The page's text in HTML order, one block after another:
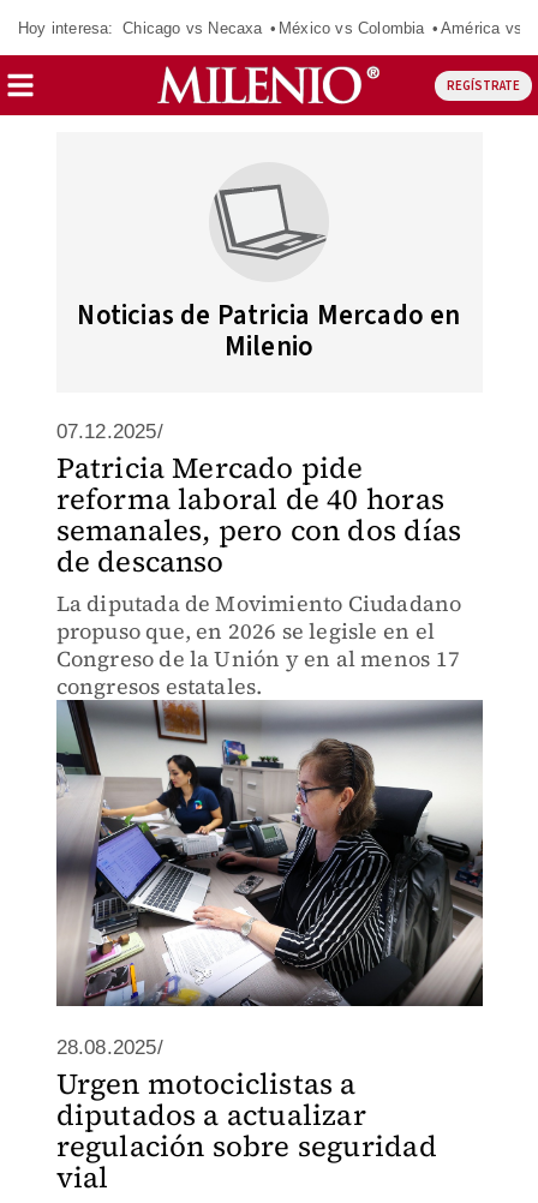
Hoy interesa: Chicago vs Necaxa México vs Colombia América vs
REGÍSTRATE
Noticias de Patricia Mercado en
Milenio
07.12.2025/
Patricia Mercado pide
reforma laboral de 40 horas
semanales, pero con dos días
de descanso
La diputada de Movimiento Ciudadano
propuso que, en 2026 se legisle en el
Congreso de la Unión y en al menos 17
congresos estatales.
28.08.2025/
Urgen motociclistas a
diputados a actualizar
regulación sobre seguridad
vial